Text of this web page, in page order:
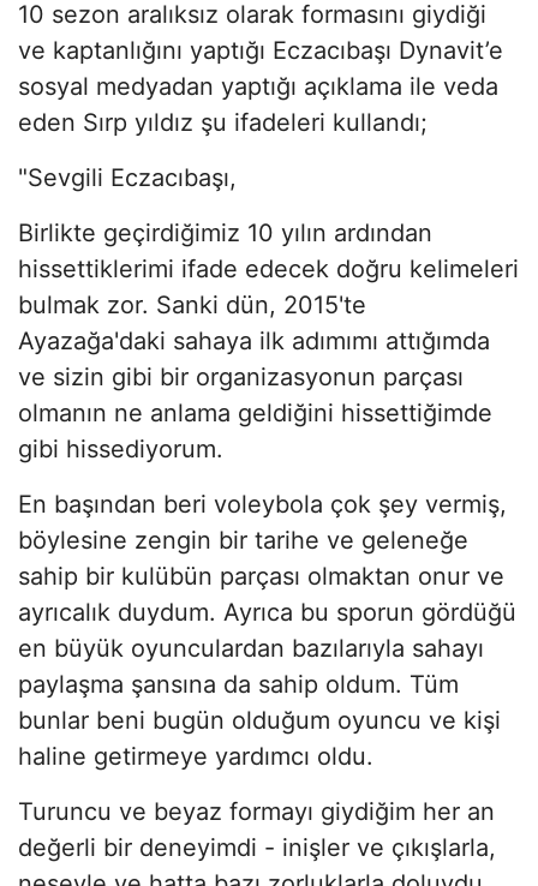
10 sezon aralıksız olarak formasını giydiği
ve kaptanlığını yaptığı Eczacıbaşı Dynavit’e
sosyal medyadan yaptığı açıklama ile veda
eden Sırp yıldız şu ifadeleri kullandı;
"Sevgili Eczacıbaşı,
Birlikte geçirdiğimiz 10 yılın ardından
hissettiklerimi ifade edecek doğru kelimeleri
bulmak zor. Sanki dün, 2015'te
Ayazağa'daki sahaya ilk adımımı attığımda
ve sizin gibi bir organizasyonun parçası
olmanın ne anlama geldiğini hissettiğimde
gibi hissediyorum.
En başından beri voleybola çok şey vermiş,
böylesine zengin bir tarihe ve geleneğe
sahip bir kulübün parçası olmaktan onur ve
ayrıcalık duydum. Ayrıca bu sporun gördüğü
en büyük oyunculardan bazılarıyla sahayı
paylaşma şansına da sahip oldum. Tüm
bunlar beni bugün olduğum oyuncu ve kişi
haline getirmeye yardımcı oldu.
Turuncu ve beyaz formayı giydiğim her an
değerli bir deneyimdi - inişler ve çıkışlarla,